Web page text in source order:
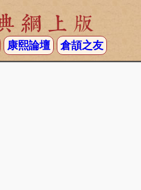
網上版
康熙論壇 倉頡之友